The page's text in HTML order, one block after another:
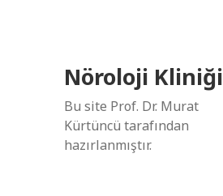
Nöroloji Kliniği
Bu site Prof. Dr. Murat
Kürtüncü tarafından
hazırlanmıştır.